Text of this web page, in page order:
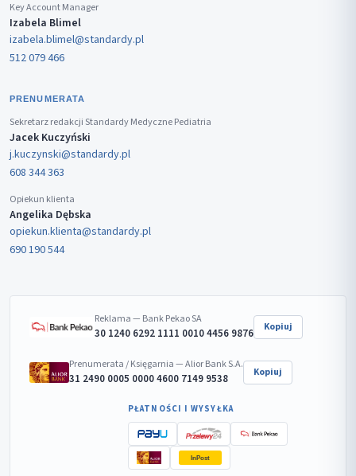
Key Account Manager
Izabela Blimel
izabela.blimel@standardy.pl
512 079 466
PRENUMERATA
Sekretarz redakcji Standardy Medyczne Pediatria
Jacek Kuczyński
j.kuczynski@standardy.pl
608 344 363
Opiekun klienta
Angelika Dębska
opiekun.klienta@standardy.pl
690 190 544
Reklama — Bank Pekao SA
30 1240 6292 1111 0010 4456 9876 Kopiuj
Prenumerata / Księgarnia — Alior Bank S.A.
31 2490 0005 0000 4600 7149 9538 Kopiuj
PŁATNOŚCI I WYSYŁKA
InPost